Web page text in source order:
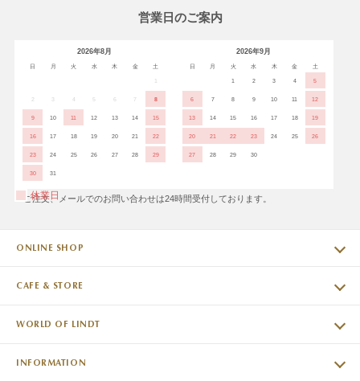
営業日のご案内
2026年8月
日 月 火 水 木 金 土
2 3 5 6 8
9 10 11 12 13 14 15
16 17 18 19 20 21 22
23 24 25 26 27 28 29
30 31
2026年9月
日 月 火 水 木 金 土
1 2 3 4 5
6 7 8 9 10 11 12
13 14 15 16 17 18 19
20 21 22 23 24 25 26
27 28 29 30
休業日
※ご注文、メールでのお問い合わせは24時間受付しております。
ONLINE SHOP
CAFE & STORE
WORLD OF LINDT
INFORMATION